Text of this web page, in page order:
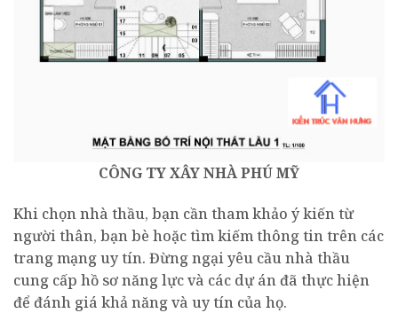
CÔNG TYXÂYNHÀ PHÚ MỸ
Khi chọn nhà thầu, bạn cần tham khảo ý kiến từ
người thân, bạn bè hoặc tìm kiếm thông tin trên các
trang mạng uy tín. Đừng ngại yêu cầu nhà thầu
cung cấp hồ sơ năng lực và các dự án đã thực hiện
để đánh giá khả năng và uy tín của họ.